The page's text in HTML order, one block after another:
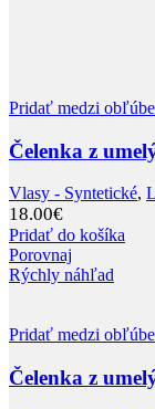
Pridať medzi
Čelenka z
Vlasy - Syntetické,
18.00€
Pridať do košíka
Porovnaj
Rýchly náhľad
Pridať medzi
Čelenka z